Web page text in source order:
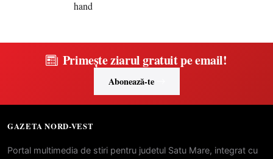
Primește ziarul gratuit pe email!
Abonează-te
GAZETA NORD-VEST
Portal multimedia de stiri pentru judetul Satu Mare, integrat cu